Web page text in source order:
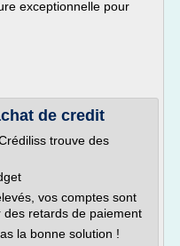
exceptionnelle pour
de credit
trouve des
vos comptes sont
retards de paiement
la bonne solution !